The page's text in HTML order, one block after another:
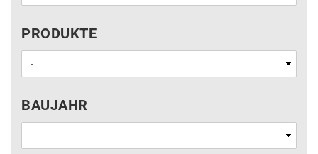
PRODUKTE
PRODUKTE
BAUJAHR
BAUJAHR